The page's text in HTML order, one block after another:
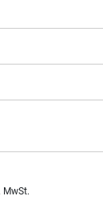
MwSt.